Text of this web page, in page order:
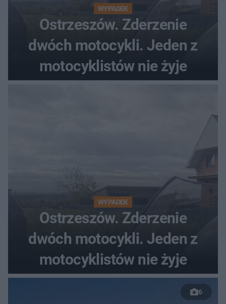
WYPADEK
Ostrzeszów. Zderzenie
dwóch motocykli. Jeden z
motocyklistów nie żyje
WYPADEK
Ostrzeszów. Zderzenie
dwóch motocykli. Jeden z
motocyklistów nie żyje
6